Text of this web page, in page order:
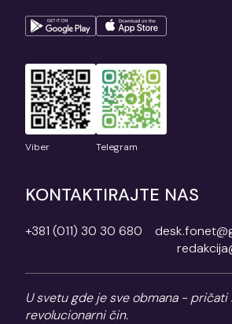
Viber Telegram
KONTAKTIRAJTE NAS
+381 (011) 30 30 680
U svetu gde je sve obmana - pričati
revolucionarni čin.